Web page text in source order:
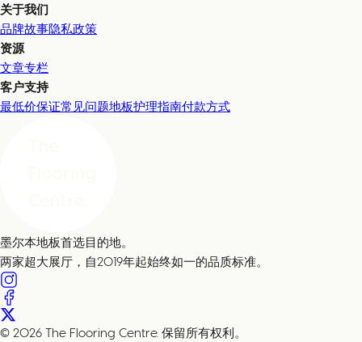
关于我们
品牌故事隐私政策
资源
文章专栏
客户支持
最低价保证常见问题地板护理指南付款方式
墨尔本地板首选目的地。
两家超大展厅，自2019年起始终如一的品质标准。
© 2026 The Flooring Centre. 保留所有权利。